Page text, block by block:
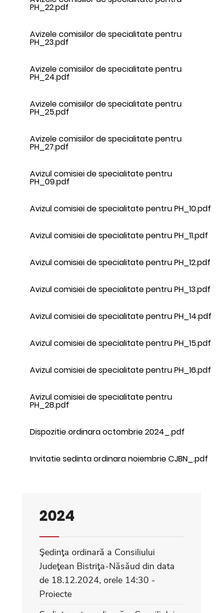
PH_22.pdf
Avizele comisiilor de specialitate pentru
PH_23.pdf
Avizele comisiilor de specialitate pentru
PH_24.pdf
Avizele comisiilor de specialitate pentru
PH_25.pdf
Avizele comisiilor de specialitate pentru
PH_27.pdf
Avizul comisiei de specialitate pentru
PH_09.pdf
Avizul comisiei de specialitate pentru PH_10.pdf
Avizul comisiei de specialitate pentru PH_11.pdf
Avizul comisiei de specialitate pentru PH_12.pdf
Avizul comisiei de specialitate pentru PH_13.pdf
Avizul comisiei de specialitate pentru PH_14.pdf
Avizul comisiei de specialitate pentru PH_15.pdf
Avizul comisiei de specialitate pentru PH_16.pdf
Avizul comisiei de specialitate pentru
PH_28.pdf
Dispozitie ordinara octombrie 2024_.pdf
Invitatie sedinta ordinara noiembrie CJBN_.pdf
2024
Şedinţa ordinară a Consiliului
Judeţean Bistriţa-Năsăud din data
de 18.12.2024, orele 14:30 -
Proiecte